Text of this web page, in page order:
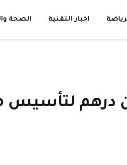
اخبار التقنية الصحة
تستثمر 300